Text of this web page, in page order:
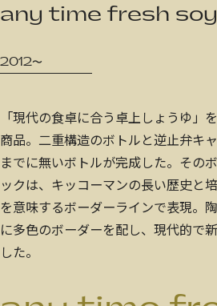
any time fresh
2012〜
「現代の食卓に合う卓上しょうゆ」
商品。二重構造のボトルと逆止弁キ
までに無いボトルが完成した。その
ックは、キッコーマンの長い歴史と
を意味するボーダーラインで表現。
に多色のボーダーを配し、現代的で
した。